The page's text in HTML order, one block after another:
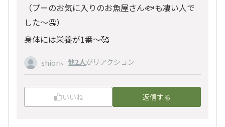
（プーのお気に入りのお魚屋さん🐟も凄い人で
した〜🤤）
身体には栄養が1番〜🥰
shiori、 他2人がリアクション
いいね 返信する